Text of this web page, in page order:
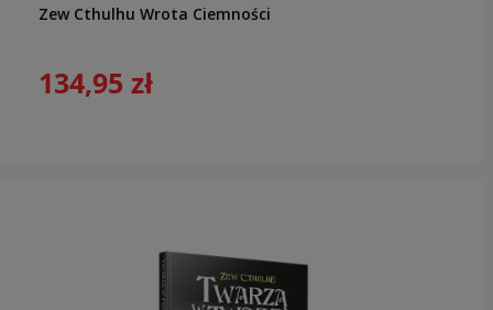
Zew Cthulhu Wrota Ciemności
134,95 zł